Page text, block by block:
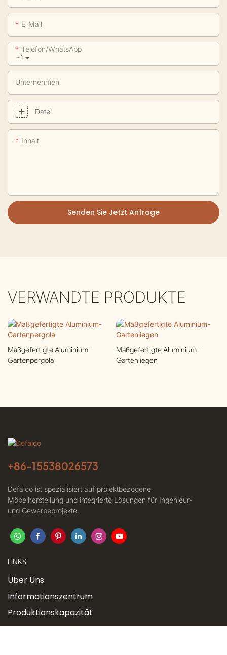
E-Mail
+1
Telefon/WhatsApp
Unternehmen
Datei
Inhalt
Senden Sie Jetzt Anfrage
VERWANDTE PRODUKTE
Maßgefertigte Aluminium-
Gartenpergola
Maßgefertigte Aluminium-
Gartenliegen
+86-15538026573
Defaico ist spezialisiert auf projektbezogene
Möbelherstellung und integrierte Lösungen für Ingenieur-
und Gewerbeprojekte.
LINKS
Über Uns
Informationszentrum
Produktionskapazität